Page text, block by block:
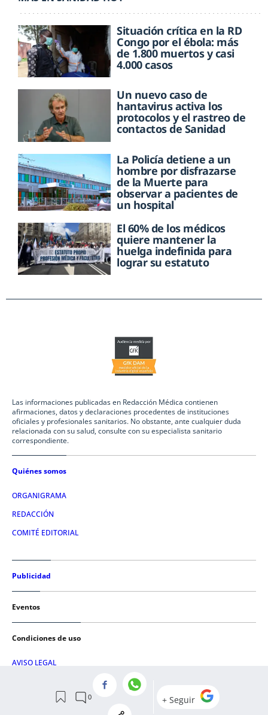
Situación crítica en la RD
Congo por el ébola: más
de 1.800 muertos y casi
4.000 casos
Un nuevo caso de
hantavirus activa los
protocolos y el rastreo de
contactos de Sanidad
La Policía detiene a un
hombre por disfrazarse
de la Muerte para
observar a pacientes de
un hospital
El 60% de los médicos
quiere mantener la
huelga indefinida para
lograr su estatuto
Las informaciones publicadas en Redacción Médica contienen
afirmaciones, datos y declaraciones procedentes de instituciones
oficiales y profesionales sanitarios. No obstante, ante cualquier duda
relacionada con su salud, consulte con su especialista sanitario
correspondiente.
Quiénes somos
ORGANIGRAMA
REDACCIÓN
COMITÉ EDITORIAL
Publicidad
Eventos
Condiciones de uso
AVISO LEGAL
POLÍTICA DE COOKIES